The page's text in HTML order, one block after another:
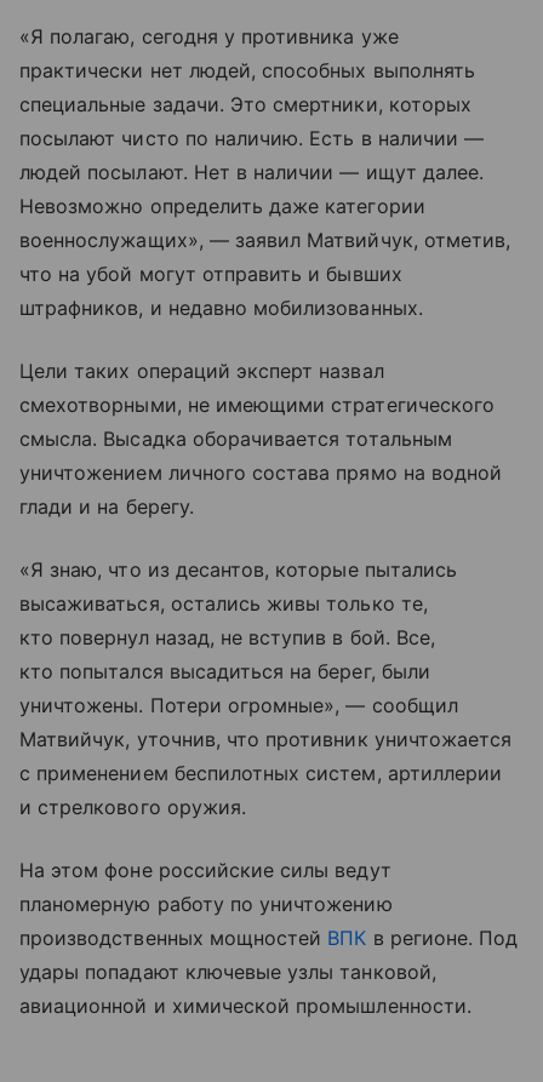
«Я полагаю, сегодня у противника уже
практически нет людей, способных выполнять
специальные задачи. Это смертники, которых
посылают чисто по наличию. Есть в наличии —
людей посылают. Нет в наличии — ищут далее.
Невозможно определить даже категории
военнослужащих», — заявил Матвийчук, отметив,
что на убой могут отправить и бывших
штрафников, и недавно мобилизованных.
Цели таких операций эксперт назвал
смехотворными, не имеющими стратегического
смысла. Высадка оборачивается тотальным
уничтожением личного состава прямо на водной
глади и на берегу.
«Я знаю, что из десантов, которые пытались
высаживаться, остались живы только те,
кто повернул назад, не вступив в бой. Все,
кто попытался высадиться на берег, были
уничтожены. Потери огромные», — сообщил
Матвийчук, уточнив, что противник уничтожается
с применением беспилотных систем, артиллерии
и стрелкового оружия.
На этом фоне российские силы ведут
планомерную работу по уничтожению
производственных мощностей ВПК в регионе. Под
удары попадают ключевые узлы танковой,
авиационной и химической промышленности.